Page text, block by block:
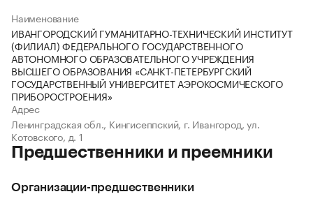
Наименование
ИВАНГОРОДСКИЙ ГУМАНИТАРНО-ТЕХНИЧЕСКИЙ ИНСТИТУТ
(ФИЛИАЛ) ФЕДЕРАЛЬНОГО ГОСУДАРСТВЕННОГО
АВТОНОМНОГО ОБРАЗОВАТЕЛЬНОГО УЧРЕЖДЕНИЯ
ВЫСШЕГО ОБРАЗОВАНИЯ «САНКТ-ПЕТЕРБУРГСКИЙ
ГОСУДАРСТВЕННЫЙ УНИВЕРСИТЕТ АЭРОКОСМИЧЕСКОГО
ПРИБОРОСТРОЕНИЯ»
Адрес
Ленинградская обл., Кингисеппский, г. Ивангород, ул.
Котовского, д. 1
Предшественники и преемники
Организации-предшественники